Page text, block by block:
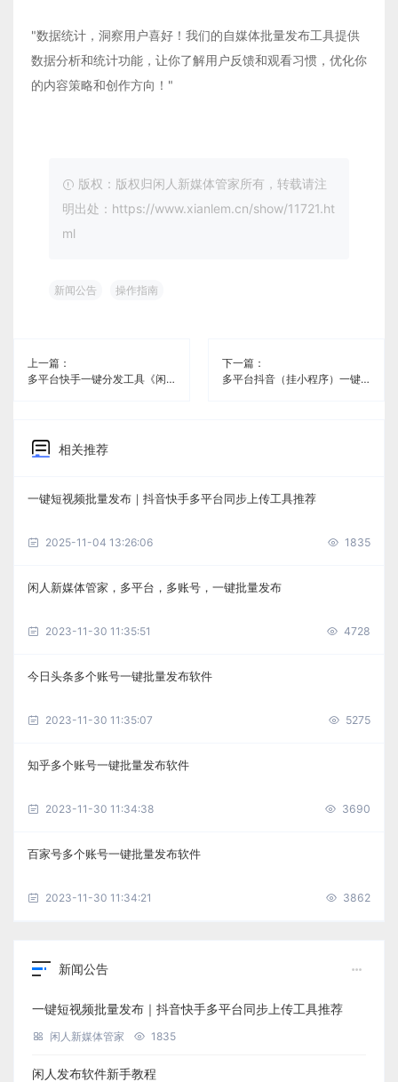
"数据统计，洞察用户喜好！我们的自媒体批量发布工具提供
数据分析和统计功能，让你了解用户反馈和观看习惯，优化你
的内容策略和创作方向！"
版权：版权归闲人新媒体管家所有，转载请注
明出处：https://www.xianlem.cn/show/11721.ht
ml
新闻公告 操作指南
上一篇：
多平台快手一键分发工具《闲人新媒体管家》
下一篇：
多平台抖音（挂小程序）一键分发工具《闲人新媒体管家》
相关推荐
一键短视频批量发布｜抖音快手多平台同步上传工具推荐
2025-11-04 13:26:06 1835
闲人新媒体管家，多平台，多账号，一键批量发布
2023-11-30 11:35:51 4728
今日头条多个账号一键批量发布软件
2023-11-30 11:35:07 5275
知乎多个账号一键批量发布软件
2023-11-30 11:34:38 3690
百家号多个账号一键批量发布软件
2023-11-30 11:34:21 3862
新闻公告
一键短视频批量发布｜抖音快手多平台同步上传工具推荐
闲人新媒体管家 1835
闲人发布软件新手教程